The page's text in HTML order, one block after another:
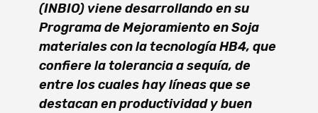
(INBIO) viene desarrollando en su
Programa de Mejoramiento en Soja
materiales con la tecnología HB4, que
confiere la tolerancia a sequía, de
entre los cuales hay líneas que se
destacan en productividad y buen